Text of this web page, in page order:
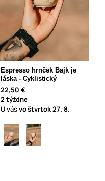
Espresso hrnček Bajk je
láska - Cyklistický
22,50 €
2 týždne
U vásvo štvrtok27. 8.